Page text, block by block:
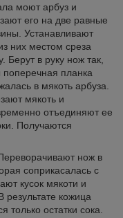
моют арбуз и
его на две равные
Устанавливают
них местом среза
Берут в руку нож так,
поперечная планка
в мякоть арбуза.
мякоть и
отъединяют ее
Получаются
нож в
соприкасалась с
кусок мякоти и
кожица
только остатки сока.